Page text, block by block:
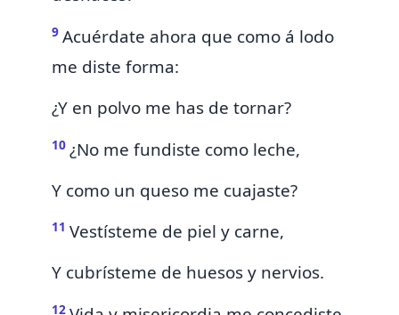
9 Acuérdate ahora que como á lodo
me diste forma:
¿Y en polvo me has de tornar?
10 ¿No me fundiste como leche,
Y como un queso me cuajaste?
11 Vestísteme de piel y carne,
Y cubrísteme de huesos y nervios.
12